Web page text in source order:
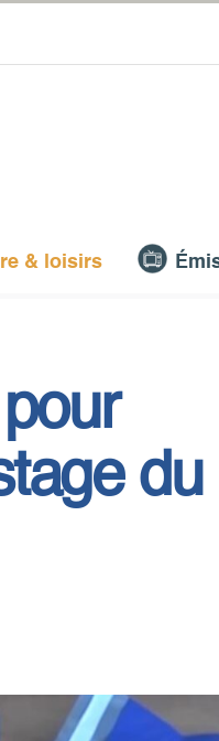
& loisirs
du